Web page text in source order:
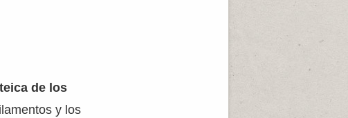
de los
y los